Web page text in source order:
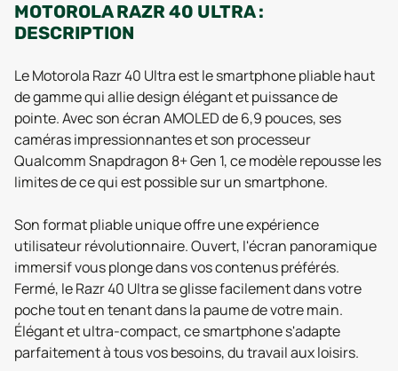
MOTOROLA RAZR 40 ULTRA :
DESCRIPTION
Le Motorola Razr 40 Ultra est le smartphone pliable haut
de gamme qui allie design élégant et puissance de
pointe. Avec son écran AMOLED de 6,9 pouces, ses
caméras impressionnantes et son processeur
Qualcomm Snapdragon 8+ Gen 1, ce modèle repousse les
limites de ce qui est possible sur un smartphone.
Son format pliable unique offre une expérience
utilisateur révolutionnaire. Ouvert, l'écran panoramique
immersif vous plonge dans vos contenus préférés.
Fermé, le Razr 40 Ultra se glisse facilement dans votre
poche tout en tenant dans la paume de votre main.
Élégant et ultra-compact, ce smartphone s'adapte
parfaitement à tous vos besoins, du travail aux loisirs.